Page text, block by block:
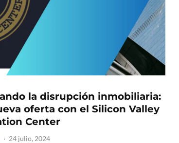
la disrupción inmobiliaria:
oferta con el Silicon Valley
Center
· 24 julio, 2024